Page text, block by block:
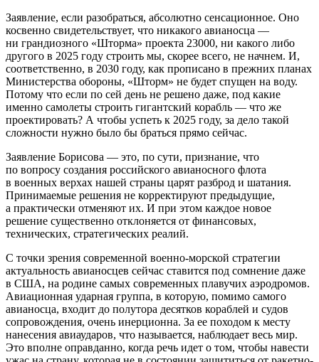
Заявление, если разобраться, абсолютно сенсационное. Оно
косвенно свидетельствует, что никакого авианосца —
ни грандиозного «Шторма» проекта 23000, ни какого либо
другого в 2025 году строить мы, скорее всего, не начнем. И,
соответственно, в 2030 году, как прописано в прежних планах
Министерства обороны, «Шторм» не будет спущен на воду.
Потому что если по сей день не решено даже, под какие
именно самолеты строить гигантский корабль — что же
проектировать? А чтобы успеть к 2025 году, за дело такой
сложности нужно было бы браться прямо сейчас.
Заявление Борисова — это, по сути, признание, что
по вопросу создания российского авианосного флота
в военных верхах нашей страны царят разброд и шатания.
Принимаемые решения не корректируют предыдущие,
а практически отменяют их. И при этом каждое новое
решение существенно отклоняется от финансовых,
технических, стратегических реалий.
С точки зрения современной военно-морской стратегии
актуальность авианосцев сейчас ставится под сомнение даже
в США, на родине самых современных плавучих аэродромов.
Авиационная ударная группа, в которую, помимо самого
авианосца, входит до полутора десятков кораблей и судов
сопровождения, очень инерционна. За ее походом к месту
нанесения авиаударов, что называется, наблюдает весь мир.
Это вполне оправданно, когда речь идет о том, чтобы навести